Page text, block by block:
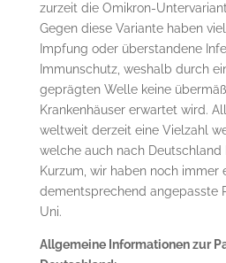
zurzeit die Omikron-
Gegen diese Variante haben
Impfung oder überstandene
Immunschutz, weshalb durch
geprägten Welle keine
Krankenhäuser erwartet wird.
weltweit derzeit eine Vielzahl
welche auch nach Deutschland
Kurzum, wir haben noch immer
dementsprechend angepasste
Uni.
Allgemeine Informationen zur